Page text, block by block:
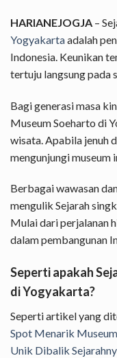
HARIANEJOGJA –
Yogyakartaadalah
Indonesia. Keunikan
tertuju langsung pada
Bagi generasi masa
Museum Soeharto di
wisata. Apabila jenuh
mengunjungi museum
Berbagai wawasan
mengulik Sejarah
Mulai dari perjalanan
dalam pembangunan
Seperti apakah
di Yogyakarta?
Seperti artikel yang
Spot Menarik
Unik Dibalik